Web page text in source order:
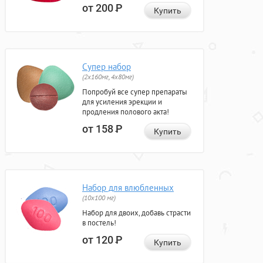
от 200Р Купить
Супер набор
(2х160мг, 4х80мг)
Попробуй все супер препараты
для усиления эрекции и
продления полового акта!
от 158Р Купить
Набор для влюбленных
(10х100 мг)
Набор для двоих, добавь страсти
в постель!
от 120Р Купить